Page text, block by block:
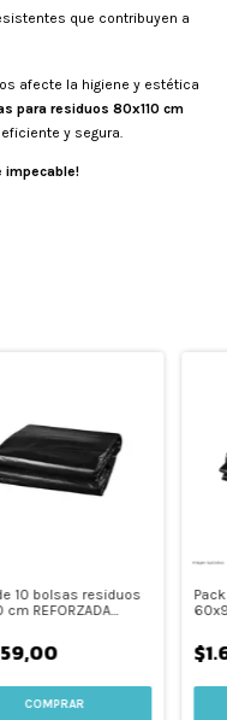
que contribuyen a
afecte la higiene y estética
para residuos 80x110 cm
y segura.
impecable!
10 bolsas residuos
REFORZADA